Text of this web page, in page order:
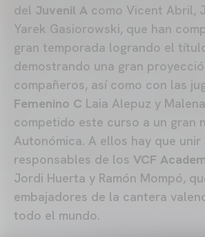
del Juvenil A como Vicent Abril,
Yarek Gasiorowski, que han
gran temporada logrando el
demostrando una gran
compañeros, así como con las
Femenino C Laia Alepuz y
competido este curso a un gran
Autonómica. A ellos hay que unir
responsables de los VCF
Jordi Huerta y Ramón Mompó,
embajadores de la cantera
todo el mundo.